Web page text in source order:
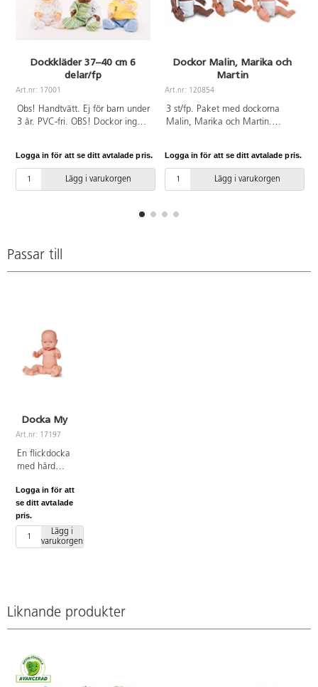
Dockkläder 37–40 cm 6
delar/fp
Art.nr: 17001
Obs! Handtvätt. Ej för barn under
3 år. PVC-fri. OBS! Dockor ingår
Logga in för att se ditt avtalade pris.
Lägg i varukorgen
Dockor Malin, Marika och
Martin
Art.nr: 120854
3 st/fp. Paket med dockorna
Malin, Marika och Martin.
PVC, utan förbjudna ftalater.
Logga in för att se ditt avtalade pris.
Lägg i varukorgen
Passar till
Docka My
Art.nr: 17197
En flickdocka
med hård
rörliga armar
och ben.
Verklighetstrogna
hudveck.
Längd 40 cm.
Logga in för att
se ditt avtalade
pris.
Lägg i
varukorgen
Liknande produkter